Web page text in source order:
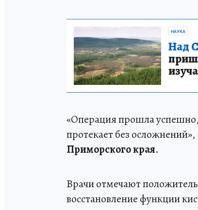
НАУКА
Над
«Операция прошла
протекает без осложнений»,
Приморского края.
Врачи отмечают
восстановление функции